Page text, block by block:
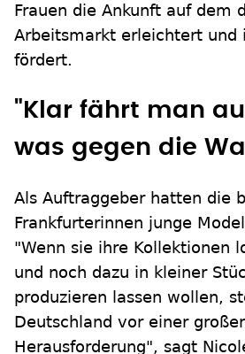
Frauen die Ankunft auf dem
Arbeitsmarkt erleichtert und
fördert.
"Klar fährt man
was gegen die
Als Auftraggeber hatten die
Frankfurterinnen junge
"Wenn sie ihre Kollektionen
und noch dazu in kleiner
produzieren lassen wollen,
Deutschland vor einer
Herausforderung", sagt